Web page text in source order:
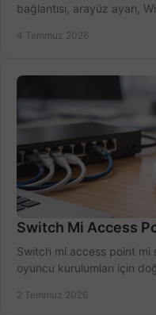
bağlantısı, arayüz ayarı,
4 Temmuz 2026
Switch Mi Access
Switch mi access point mi
oyuncu kurulumları için
2 Temmuz 2026